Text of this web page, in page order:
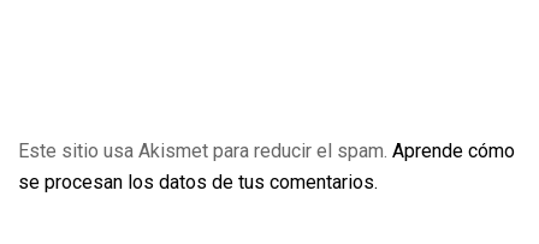
Este sitio usa Akismet para reducir el spam. Aprende cómo
se procesan los datos de tus comentarios.